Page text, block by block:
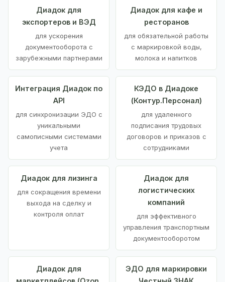
Диадок для
экспортеров и ВЭД
для ускорения
документооборота с
зарубежными партнерами
Диадок для кафе и
ресторанов
для обязательной работы
с маркировкой воды,
молока и напитков
Интеграция Диадок по
API
для синхронизации ЭДО с
уникальными
самописными системами
учета
КЭДО в Диадоке
(Контур.Персонал)
для удаленного
подписания трудовых
договоров и приказов с
сотрудниками
Диадок для лизинга
для сокращения времени
выхода на сделку и
контроля оплат
Диадок для
логистических
компаний
для эффективного
управления транспортным
документооборотом
Диадок для
ЭДО для маркировки